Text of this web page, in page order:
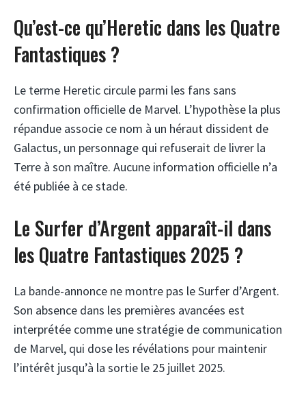
Qu’est-ce qu’Heretic dans les Quatre
Fantastiques ?
Le terme Heretic circule parmi les fans sans
confirmation officielle de Marvel. L’hypothèse la plus
répandue associe ce nom à un héraut dissident de
Galactus, un personnage qui refuserait de livrer la
Terre à son maître. Aucune information officielle n’a
été publiée à ce stade.
Le Surfer d’Argent apparaît-il dans
les Quatre Fantastiques 2025 ?
La bande-annonce ne montre pas le Surfer d’Argent.
Son absence dans les premières avancées est
interprétée comme une stratégie de communication
de Marvel, qui dose les révélations pour maintenir
l’intérêt jusqu’à la sortie le 25 juillet 2025.